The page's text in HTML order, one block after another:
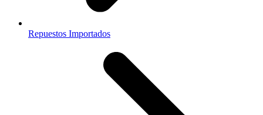
Repuestos Importados